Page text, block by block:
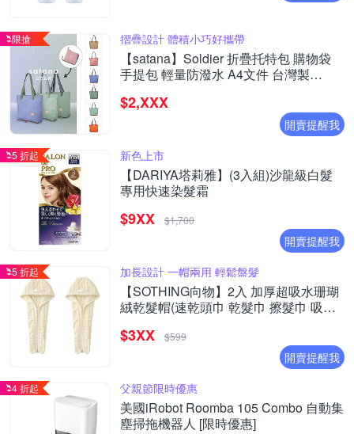
限搶 摺疊設計 體積小巧好攜帶
【satana】Soldier 折疊托特包 購物袋
手提包 輕量防潑水 A4文件 台灣製
$2,XXX
開賣提醒我
5 折起 新色上市
【DARIYA塔莉雅】(3入組)沙龍級白髮
專用快速染髮霜
$9XX $1,700
開賣提醒我
5 折起 加長設計 一帽兩用 輕鬆盤髮
【SOTHING向物】2入 加厚超吸水珊瑚
絨乾髮帽(速乾頭巾 乾髮巾 擦髮巾 吸水
$3XX $599
開賣提醒我
4 折起 父親節限時優惠
美國iRobot Roomba 105 Combo 自動集
塵掃拖機器人 [限時優惠]